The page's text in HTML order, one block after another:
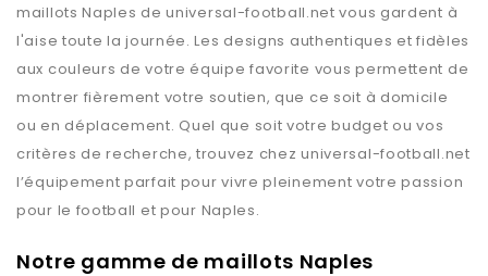
maillotsNaples deuniversal-football.net vous gardent à
l'aise toute la journée. Les designs authentiques et fidèles
aux couleurs de votre équipe favorite vous permettent de
montrer fièrement votre soutien, que ce soit à domicile
ou en déplacement. Quel que soit votre budget ou vos
critères de recherche, trouvez chezuniversal-football.net
l’équipement parfait pour vivre pleinement votre passion
pour le football et pour Naples.
Notre gamme de maillots Naples